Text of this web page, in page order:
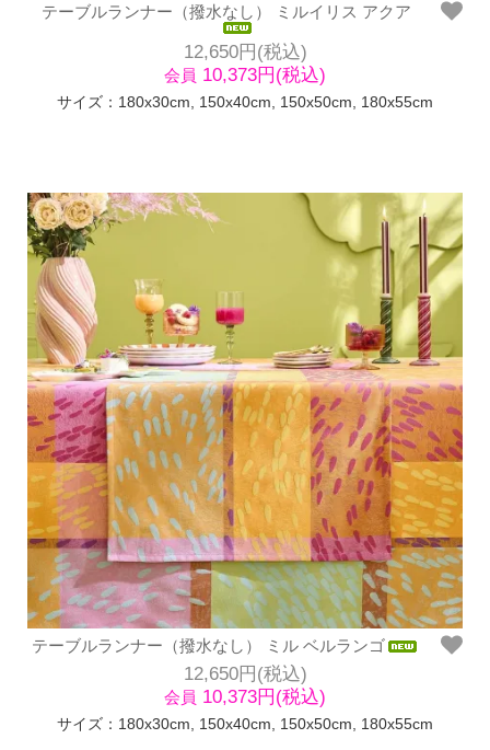
テーブルランナー（撥水なし） ミルイリス アクア
12,650円(税込)
会員 10,373円(税込)
サイズ：180x30cm, 150x40cm, 150x50cm, 180x55cm
テーブルランナー（撥水なし） ミル ベルランゴ
12,650円(税込)
会員 10,373円(税込)
サイズ：180x30cm, 150x40cm, 150x50cm, 180x55cm